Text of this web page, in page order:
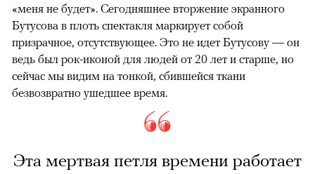
«меня не будет». Сегодняшнее вторжение экранного
Бутусова в плоть спектакля маркирует собой
призрачное, отсутствующее. Это не идет Бутусову — он
ведь был рок-иконой для людей от 20 лет и старше, но
сейчас мы видим на тонкой, сбившейся ткани
безвозвратно ушедшее время.
Эта мертвая петля времени работает